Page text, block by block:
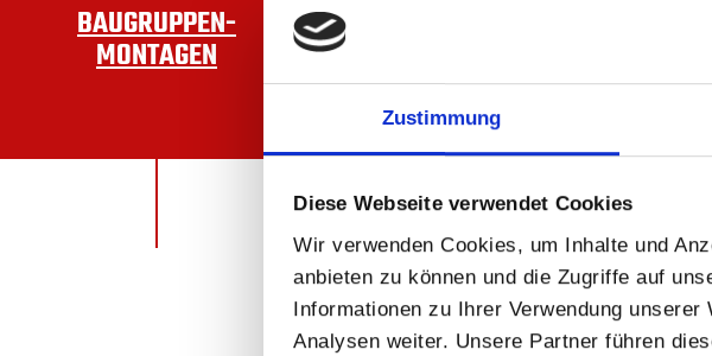
Zustimmung
Diese Webseite verwendet Cookies
Wir verwenden Cookies, um Inhalte und
anbieten zu können und die Zugriffe auf
Informationen zu Ihrer Verwendung
Analysen weiter. Unsere Partner führen
BAUGRUPPEN­
MONTAGEN